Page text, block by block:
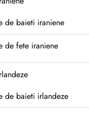
de baieti iraniene
de fete iraniene
de baieti irlandeze